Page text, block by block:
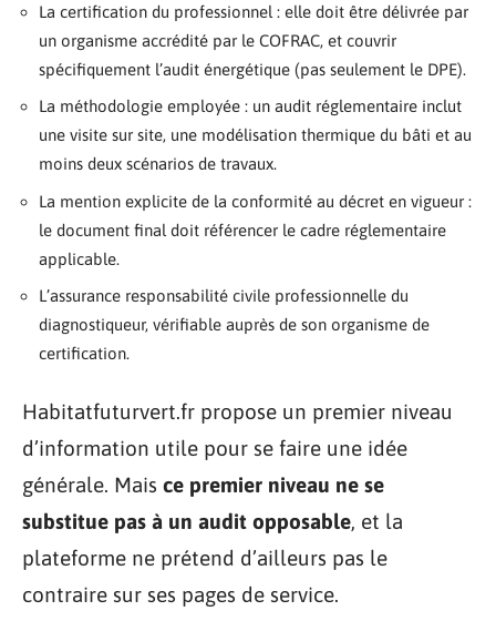
La certification du professionnel : elle doit être délivrée par
un organisme accrédité par le COFRAC, et couvrir
spécifiquement l’audit énergétique (pas seulement le DPE).
La méthodologie employée : un audit réglementaire inclut
une visite sur site, une modélisation thermique du bâti et au
moins deux scénarios de travaux.
La mention explicite de la conformité au décret en vigueur :
le document final doit référencer le cadre réglementaire
applicable.
L’assurance responsabilité civile professionnelle du
diagnostiqueur, vérifiable auprès de son organisme de
certification.
Habitatfuturvert.fr propose un premier niveau
d’information utile pour se faire une idée
générale. Mais ce premier niveau ne se
substitue pas à un audit opposable, et la
plateforme ne prétend d’ailleurs pas le
contraire sur ses pages de service.